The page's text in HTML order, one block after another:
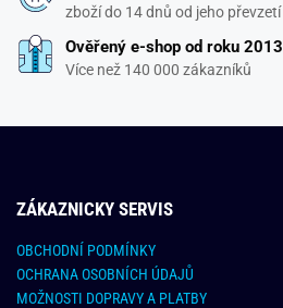
zboží do 14 dnů od jeho převzetí
Ověřený e-shop od roku 2013
Více než 140 000 zákazníků
ZÁKAZNICKY SERVIS
OBCHODNÍ PODMÍNKY
OCHRANA OSOBNÍCH ÚDAJŮ
MOŽNOSTI DOPRAVY A PLATBY